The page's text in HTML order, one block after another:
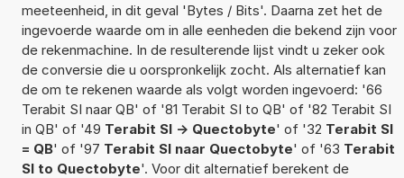
meeteenheid, in dit geval 'Bytes / Bits'. Daarna zet het de
ingevoerde waarde om in alle eenheden die bekend zijn voor
de rekenmachine. In de resulterende lijst vindt u zeker ook
de conversie die u oorspronkelijk zocht. Als alternatief kan
de om te rekenen waarde als volgt worden ingevoerd: '66
Terabit SI naar QB' of '81 Terabit SI to QB' of '82 Terabit SI
in QB' of '49 Terabit SI -> Quectobyte' of '32 Terabit SI
= QB' of '97 Terabit SI naar Quectobyte' of '63 Terabit
SI to Quectobyte'. Voor dit alternatief berekent de